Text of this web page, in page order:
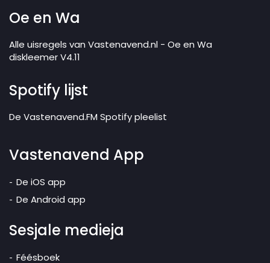
Oe en Wa
Alle uisregels van Vastenavend.nl - Oe en Wa
diskleemer V4.11
Spotify lijst
De Vastenavend.FM Spotify pleelist
Vastenavend App
De iOS app
De Android app
Sesjale medieja
Féésboek